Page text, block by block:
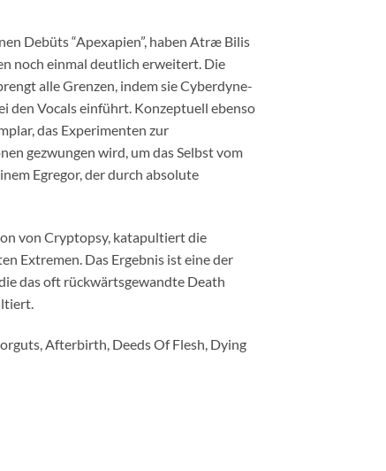
Debüts “Apexapien”, haben Atræ Bilis
noch einmal deutlich erweitert. Die
alle Grenzen, indem sie Cyberdyne-
den Vocals einführt. Konzeptuell ebenso
das Experimenten zur
gezwungen wird, um das Selbst vom
Egregor, der durch absolute
von Cryptopsy, katapultiert die
Extremen. Das Ergebnis ist eine der
das oft rückwärtsgewandte Death
Afterbirth, Deeds Of Flesh, Dying